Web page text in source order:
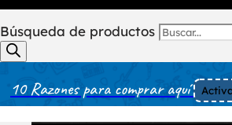
Búsqueda de productos
10 Razones para comprar aquí